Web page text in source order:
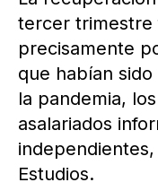
tercer trimestre
precisamente
que habían
la pandemia,
asalariados
Estudios.